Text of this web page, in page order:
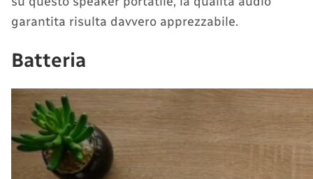
garantita risulta davvero apprezzabile.
Batteria